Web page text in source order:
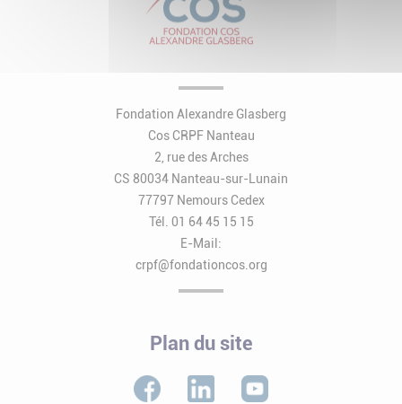
Fondation Alexandre Glasberg
Cos CRPF Nanteau
2, rue des Arches
CS 80034 Nanteau-sur-Lunain
77797 Nemours Cedex
Tél. 01 64 45 15 15
E-Mail:
crpf@fondationcos.org
Plan du site